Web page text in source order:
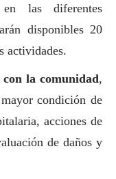
las diferentes
disponibles 20
actividades.
la comunidad,
condición de
acciones de
de daños y